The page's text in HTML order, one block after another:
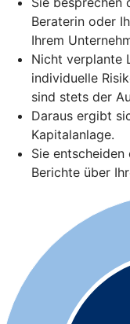
Beraterin oder
Ihrem
Nicht verplante
individuelle
sind stets der
Daraus ergibt
Kapitalanlage.
Sie
Berichte über